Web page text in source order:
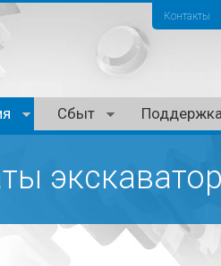
Контакты
Сбыт